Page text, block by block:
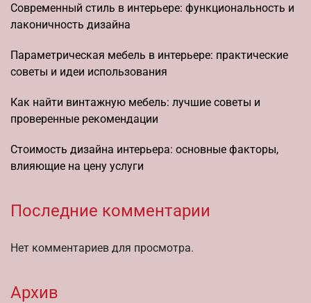
Современный стиль в интерьере: функциональность и
лаконичность дизайна
Параметрическая мебель в интерьере: практические
советы и идеи использования
Как найти винтажную мебель: лучшие советы и
проверенные рекомендации
Стоимость дизайна интерьера: основные факторы,
влияющие на цену услуги
Последние комментарии
Нет комментариев для просмотра.
Архив